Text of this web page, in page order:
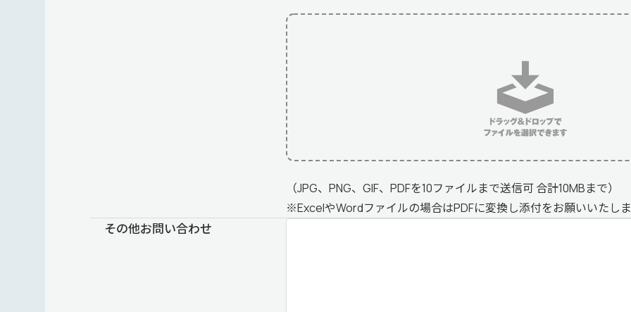
（JPG、PNG、GIF、PDFを10ファイルまで送信可 合計10MBまで）
※ExcelやWordファイルの場合はPDFに変換し添付をお願いいたし
その他お問い合わせ